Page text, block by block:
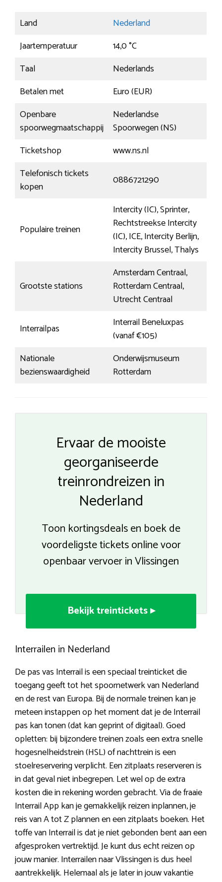
Land
Nederland
Jaartemperatuur
14,0 °C
Taal
Nederlands
Betalen met
Euro (EUR)
Openbare
spoorwegmaatschappij
Nederlandse
Spoorwegen (NS)
Ticketshop
www.ns.nl
Telefonisch tickets
kopen
0886721290
Populaire treinen
Intercity (IC), Sprinter,
Rechtstreekse Intercity
(IC), ICE, Intercity Berlijn,
Intercity Brussel, Thalys
Grootste stations
Amsterdam Centraal,
Rotterdam Centraal,
Utrecht Centraal
Interrailpas
Interrail Beneluxpas
(vanaf €105)
Nationale
bezienswaardigheid
Onderwijsmuseum
Rotterdam
Ervaar de mooiste
georganiseerde
treinrondreizen in
Nederland
Toon kortingsdeals en boek de
voordeligste tickets online voor
openbaar vervoer in Vlissingen
Bekijk treintickets ▸
Interrailen in Nederland
De pas vas Interrail is een speciaal treinticket die
toegang geeft tot het spoornetwerk van Nederland
en de rest van Europa. Bij de normale treinen kan je
meteen instappen op het moment dat je de Interrail
pas kan tonen (dat kan geprint of digitaal). Goed
opletten: bij bijzondere treinen zoals een extra snelle
hogesnelheidstrein (HSL) of nachttrein is een
stoelreservering verplicht. Een zitplaats reserveren is
in dat geval niet inbegrepen. Let wel op de extra
kosten die in rekening worden gebracht. Via de fraaie
Interrail App kan je gemakkelijk reizen inplannen, je
reis van A tot Z plannen en een zitplaats boeken. Het
toffe van Interrail is dat je niet gebonden bent aan een
afgesproken vertrektijd. Je kunt dus echt reizen op
jouw manier. Interrailen naar Vlissingen is dus heel
aantrekkelijk. Helemaal als je later in jouw vakantie